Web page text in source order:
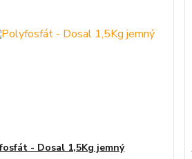
- Dosal 1,5Kg jemný